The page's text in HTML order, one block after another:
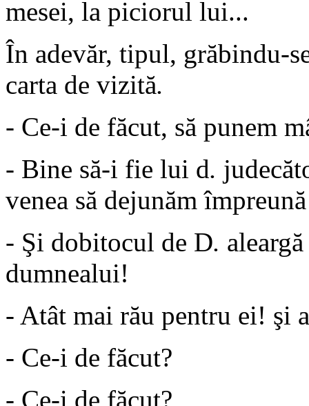
mesei, la piciorul lui...
În adevăr, tipul, grăbindu-
carta de vizită.
- Ce-i de făcut, să punem
- Bine să-i fie lui d.
venea să dejunăm
- Şi dobitocul de D.
dumnealui!
- Atât mai rău pentru ei! şi
- Ce-i de făcut?
- Ce-i de făcut?